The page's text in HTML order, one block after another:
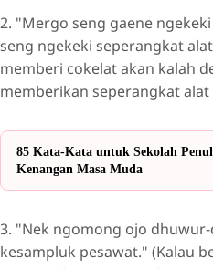
2. "Mergo seng gaene
seng ngekeki seperangkat
memberi cokelat akan kalah
memberikan seperangkat alat
85 Kata-Kata untuk Sekolah
Kenangan Masa Muda
3. "Nek ngomong ojo
kesampluk pesawat." (Kalau